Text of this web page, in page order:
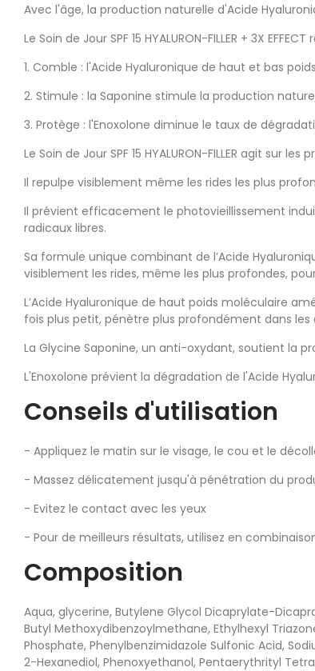
Avec l'âge, la production naturelle d'Acide
Le Soin de Jour SPF 15 HYALURON-FILLER + 3X
1. Comble : l'Acide Hyaluronique de haut et bas
2. Stimule : la Saponine stimule la production
3. Protège : l'Enoxolone diminue le taux de
Le Soin de Jour SPF 15 HYALURON-FILLER agit sur
Il repulpe visiblement même les rides les plus
Il prévient efficacement le photovieillissement
radicaux libres.
Sa formule unique combinant de l’Acide
visiblement les rides, même les plus profondes,
L’Acide Hyaluronique de haut poids moléculaire
fois plus petit, pénètre plus profondément dans les
La Glycine Saponine, un anti-oxydant, soutient la
L'Enoxolone prévient la dégradation de l'Acide
Conseils d'utilisation
- Appliquez le matin sur le visage, le cou et le
- Massez délicatement jusqu'à pénétration du
- Evitez le contact avec les yeux
- Pour de meilleurs résultats, utilisez en combinaison
Composition
Aqua, glycerine, Butylene Glycol Dicaprylate-
Butyl Methoxydibenzoylmethane, Ethylhexyl
Phosphate, Phenylbenzimidazole Sulfonic Acid,
2-Hexanediol, Phenoxyethanol, Pentaerythrityl